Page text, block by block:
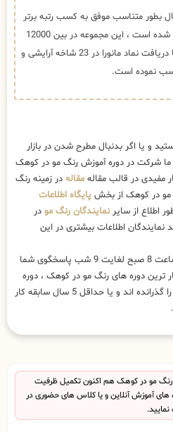
از سال 2017 به مدت 4 سال بطور متناسب موفق به کسب رتبه برتر
کیفیت آموزش از موسسه CertPer شده است ، این مجموعه در بین 12000
موسسه آموزشی در سراسر جهان با دریافت نماد مانورا در 23 شاخه آرایشی و
نموده است.
و یا اگر بدنبال مطرح شدن در بازار
ما شرکت در دوره آموزش رنگ مو در کوهک
مفیدی در قالب مقاله مقاله در زمینه رنگ
مو در کوهک از بخش پایگاه اطلاعات
اطلاع از سایرنمایندگان رنگ مو در
نمایندگان اطلاعات بیشتری در این
کارشناسان این مرکز همچنین از ساعت 8 صبح لغایت 9 شب پاسخگوی شما
ترین دوره های رنگ مو در کوهک ، دوره
و تکمیلی را گذرانده اند و یا حداقل 5 سال سابقه کار
مو در کوهک هم اکنون تکمیل ظرفیت
آموزش آنلاین و یا کلاس های حضوری در